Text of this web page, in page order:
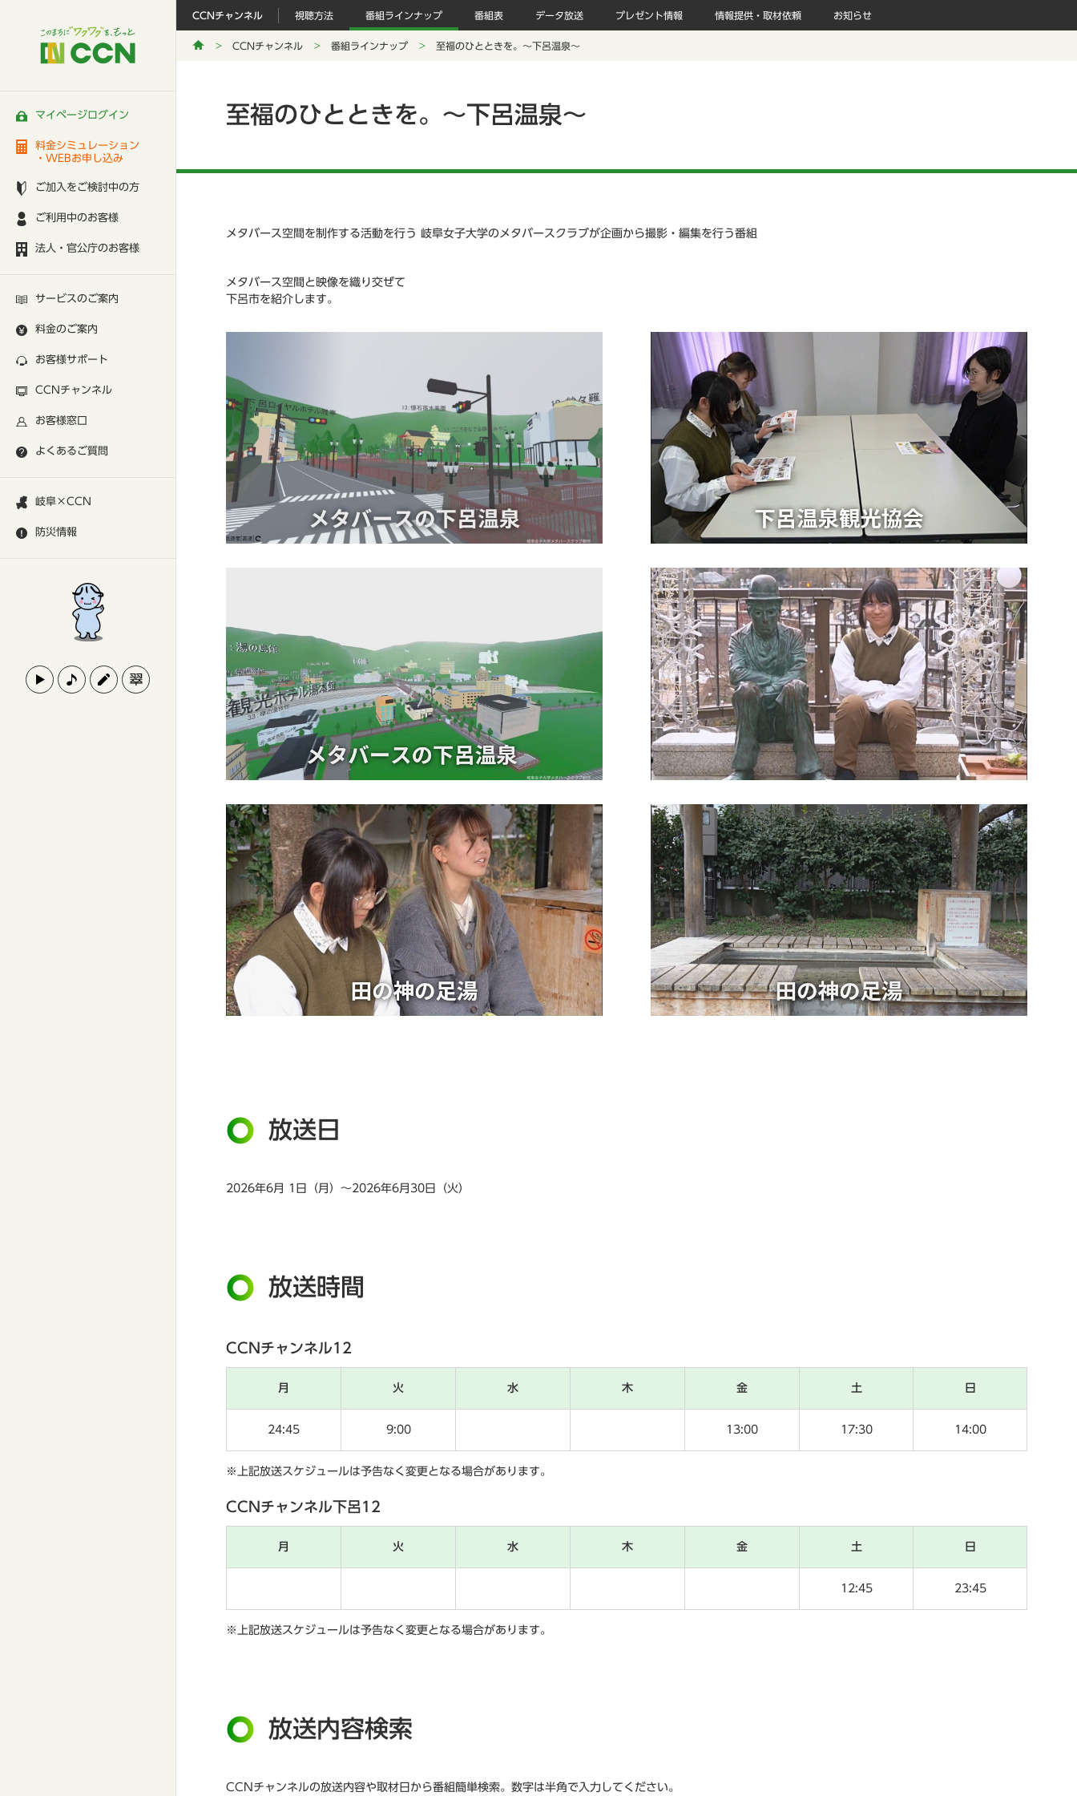
マイページログイン
料金シミュレーション
・WEBお申し込み
ご加入をご検討中の方
ご利用中のお客様
法人・官公庁のお客様
サービスのご案内
料金のご案内
お客様サポート
CCNチャンネル
お客様窓口
よくあるご質問
岐阜×CCN
防災情報
CCNチャンネル 視聴方法 番組ラインナップ 番組表 データ放送 プレゼント情報 情報提供・取材依頼 お知らせ
CCNチャンネル 番組ラインナップ 至福のひとときを。～下呂温泉～
至福のひとときを。～下呂温泉～
メタバース空間を制作する活動を行う 岐阜女子大学のメタバースクラブが企画から撮影・編集を行う番組
メタバース空間と映像を織り交ぜて
下呂市を紹介します。
放送日
2026年6月 1日（月）～2026年6月30日（火）
放送時間
CCNチャンネル12
月 火 水 木 金 土 日
24:45 9:00 13:00 17:30 14:00
※上記放送スケジュールは予告なく変更となる場合があります。
CCNチャンネル下呂12
月 火 水 木 金 土 日
12:45 23:45
※上記放送スケジュールは予告なく変更となる場合があります。
放送内容検索
CCNチャンネルの放送内容や取材日から番組簡単検索。数字は半角で入力してください。